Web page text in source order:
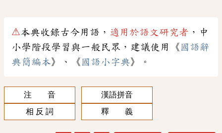
⚠本典收錄古今用語， 適用於語文研究者 ，中
小學階段學習與一般民眾，建議使用《 國語辭
典簡編本》、《 國語小字典》。
注 音
漢語拼音
相 反 詞
釋 義